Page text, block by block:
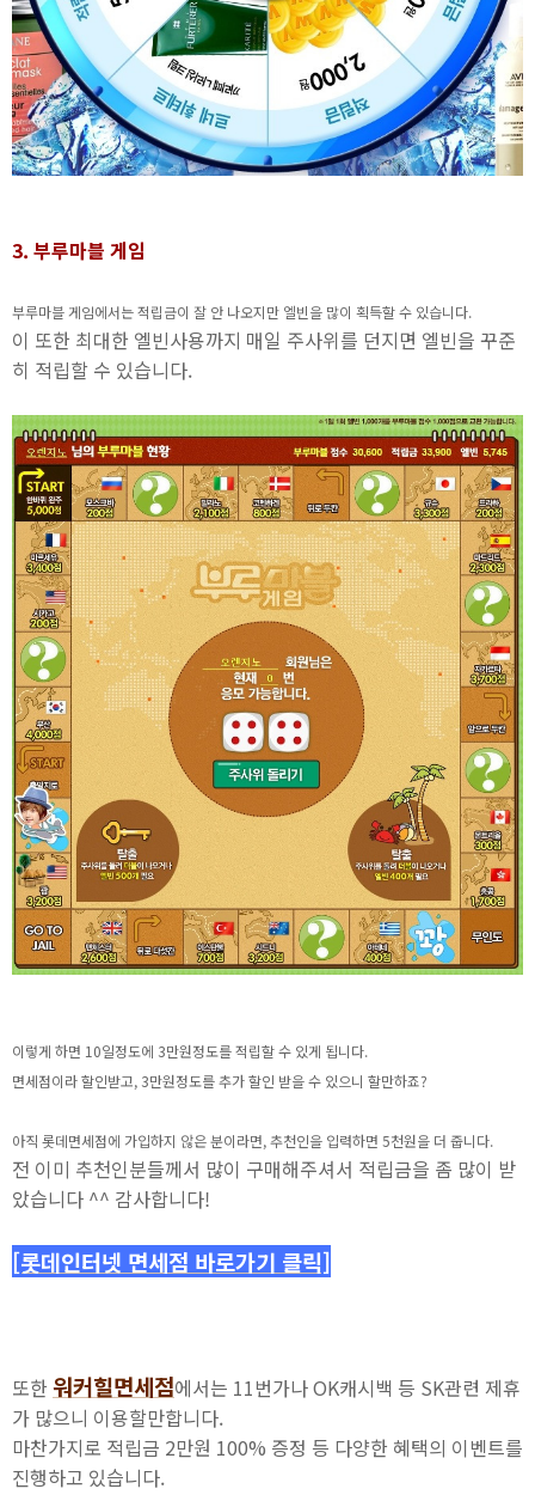
3. 부루마블 게임
부루마블 게임에서는 적립금이 잘 안 나오지만 엘빈을 많이 획득할 수 있습니다.
이 또한 최대한 엘빈사용까지 매일 주사위를 던지면 엘빈을 꾸준
히 적립할 수 있습니다.
이렇게 하면 10일정도에 3만원정도를 적립할 수 있게 됩니다.
면세점이라 할인받고, 3만원정도를 추가 할인 받을 수 있으니 할만하죠?
아직 롯데면세점에 가입하지 않은 분이라면, 추천인을 입력하면 5천원을 더 줍니다.
전 이미 추천인분들께서 많이 구매해주셔서 적립금을 좀 많이 받
았습니다 ^^ 감사합니다!
[롯데인터넷 면세점 바로가기 클릭]
또한 워커힐면세점에서는 11번가나 OK캐시백 등 SK관련 제휴
가 많으니 이용할만합니다.
마찬가지로 적립금 2만원 100% 증정 등 다양한 혜택의 이벤트를
진행하고 있습니다.